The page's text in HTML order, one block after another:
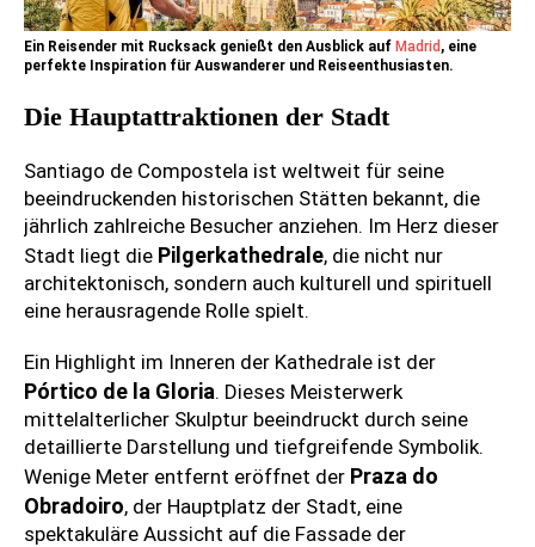
Ein Reisender mit Rucksack genießt den Ausblick auf Madrid , eine
perfekte Inspiration für Auswanderer und Reiseenthusiasten.
Die Hauptattraktionen der Stadt
Santiago de Compostela ist weltweit für seine
beeindruckenden historischen Stätten bekannt, die
jährlich zahlreiche Besucher anziehen. Im Herz dieser
Stadt liegt die Pilgerkathedrale, die nicht nur
architektonisch, sondern auch kulturell und spirituell
eine herausragende Rolle spielt.
Ein Highlight im Inneren der Kathedrale ist der
Pórtico de la Gloria. Dieses Meisterwerk
mittelalterlicher Skulptur beeindruckt durch seine
detaillierte Darstellung und tiefgreifende Symbolik.
Wenige Meter entfernt eröffnet der Praza do
Obradoiro, der Hauptplatz der Stadt, eine
spektakuläre Aussicht auf die Fassade der